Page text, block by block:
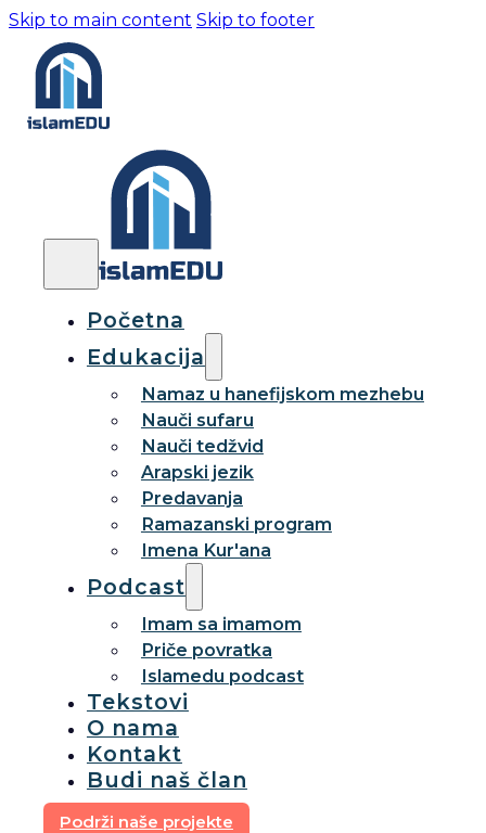
Skip to main content Skip to footer
Početna
Edukacija
Namaz u hanefijskom mezhebu
Nauči sufaru
Nauči tedžvid
Arapski jezik
Predavanja
Ramazanski program
Imena Kur'ana
Podcast
Imam sa imamom
Priče povratka
Islamedu podcast
Tekstovi
O nama
Kontakt
Budi naš član
Podrži naše projekte